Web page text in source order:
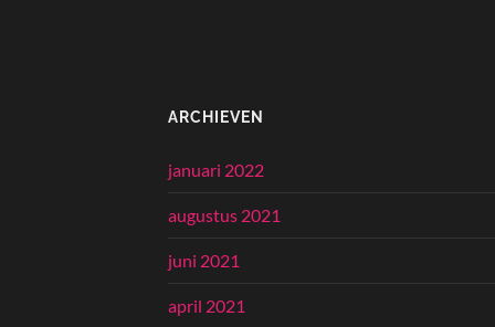
ARCHIEVEN
januari 2022
augustus 2021
juni 2021
april 2021